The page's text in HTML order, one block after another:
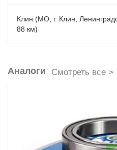
Клин (МО, г. Клин,
88 км)
Аналоги Смотреть все >